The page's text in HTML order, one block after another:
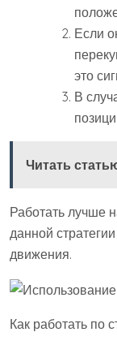
Если
это
В
Читать
Работать лучше
данной
движения.
Как работать по